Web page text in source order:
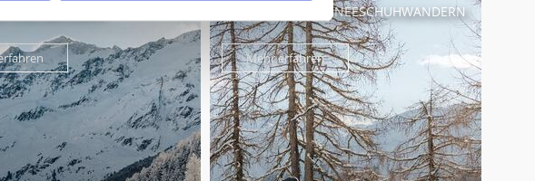
WINTER- UND SCHNEESCHUHWANDERN
Mehr erfahren